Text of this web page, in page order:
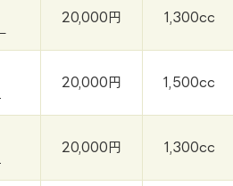
20,000円 1,300cc
20,000円 1,500cc
20,000円 1,300cc